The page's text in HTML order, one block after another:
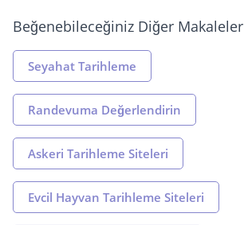
Beğenebileceğiniz Diğer Makaleler
Seyahat Tarihleme
Randevuma Değerlendirin
Askeri Tarihleme Siteleri
Evcil Hayvan Tarihleme Siteleri